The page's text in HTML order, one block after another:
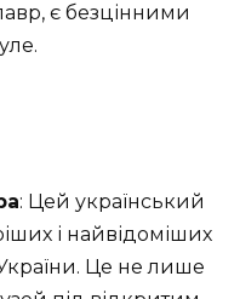
є безцінними
: Цей український
і найвідоміших
Це не лише